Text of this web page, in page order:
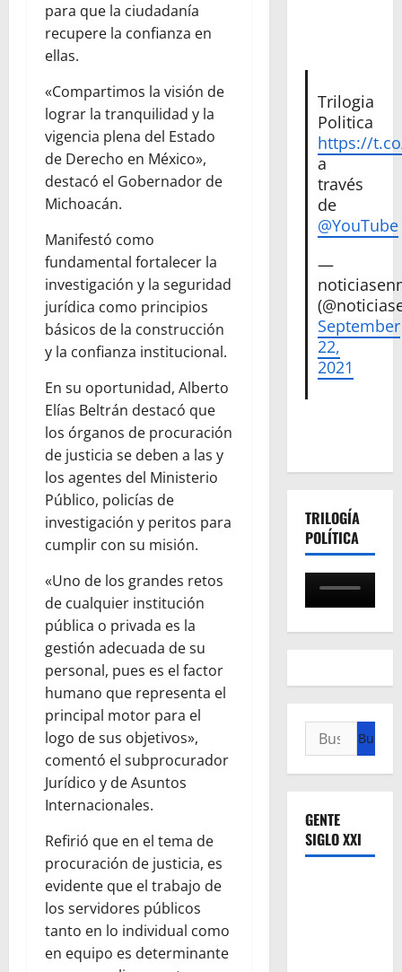
para que la ciudadanía
recupere la confianza en
ellas.
«Compartimos la visión de
lograr la tranquilidad y la
vigencia plena del Estado
de Derecho en México»,
destacó el Gobernador de
Michoacán.
Manifestó como
fundamental fortalecer la
investigación y la seguridad
jurídica como principios
básicos de la construcción
y la confianza institucional.
En su oportunidad, Alberto
Elías Beltrán destacó que
los órganos de procuración
de justicia se deben a las y
los agentes del Ministerio
Público, policías de
investigación y peritos para
cumplir con su misión.
«Uno de los grandes retos
de cualquier institución
pública o privada es la
gestión adecuada de su
personal, pues es el factor
humano que representa el
principal motor para el
logo de sus objetivos»,
comentó el subprocurador
Jurídico y de Asuntos
Internacionales.
Refirió que en el tema de
procuración de justicia, es
evidente que el trabajo de
los servidores públicos
tanto en lo individual como
en equipo es determinante
Trilogia
Politica
https://
a
través
de
@YouTube
—
September
22,
2021
TRILOGÍA
POLÍTICA
Buscar:
GENTE
SIGLO XXI